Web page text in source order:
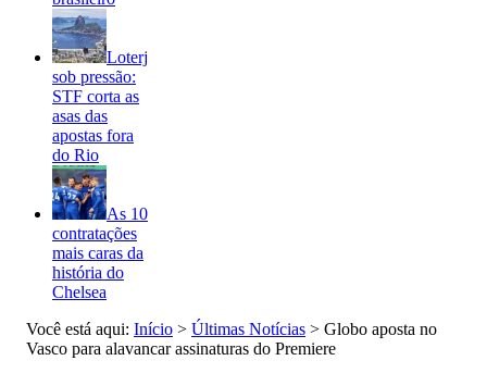
Loterj
sob pressão:
STF corta as
asas das
apostas fora
do Rio
As 10
contratações
mais caras da
história do
Chelsea
Você está aqui: Início > Últimas Notícias > Globo aposta no
Vasco para alavancar assinaturas do Premiere